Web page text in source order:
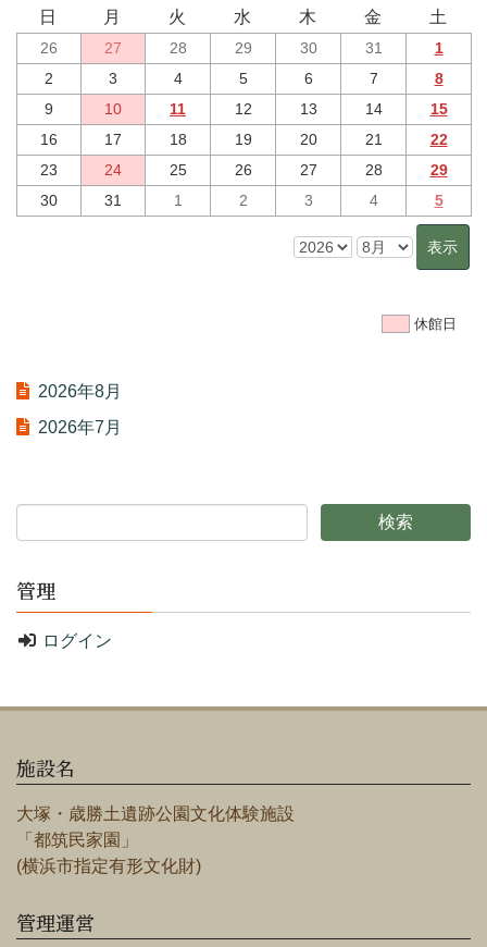
日 月 火 水 木 金 土
26 27 28 29 30 31
1
2
3 4 5 6 7
8
9
10 11 12 13 14
15
16
17 18 19 20 21
22
23
24 25 26 27 28
29
30
31 1 2 3 4 5
休館日
2026年8月
2026年7月
管理
ログイン
施設名
大塚・歳勝土遺跡公園文化体験施設
「都筑民家園」
(横浜市指定有形文化財)
管理運営